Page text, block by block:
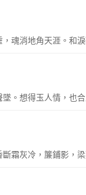
魂消地角天涯。和
。想得玉人情，也合
霜灰冷，簾鋪影，